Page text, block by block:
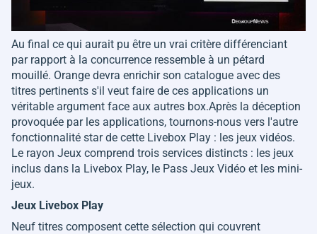
Au final ce qui aurait pu être un vrai critère différenciant
par rapport à la concurrence ressemble à un pétard
mouillé. Orange devra enrichir son catalogue avec des
titres pertinents s'il veut faire de ces applications un
véritable argument face aux autres box.Après la déception
provoquée par les applications, tournons-nous vers l'autre
fonctionnalité star de cette Livebox Play : les jeux vidéos.
Le rayon Jeux comprend trois services distincts : les jeux
inclus dans la Livebox Play, le Pass Jeux Vidéo et les mini-
jeux.
Jeux Livebox Play
Neuf titres composent cette sélection qui couvrent